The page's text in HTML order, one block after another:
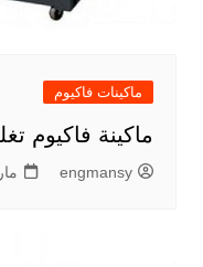
ماكينات فاكيوم
ماكينة فاكيوم
engmansy مارس